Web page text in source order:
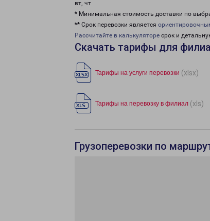
вт, чт
* Минимальная стоимость доставки по
** Срок перевозки является
Рассчитайте в калькуляторе срок и
Скачать тарифы для
Тарифы на услуги перевозки (xlsx)
Тарифы на перевозку в филиал (xls)
Грузоперевозки по